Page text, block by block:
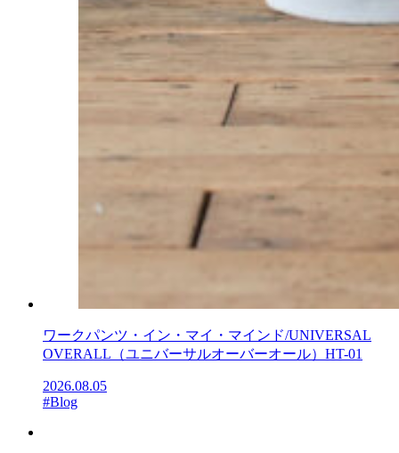
ワークパンツ・イン・マイ・マインド/UNIVERSAL
OVERALL（ユニバーサルオーバーオール）HT-01
2026.08.05
#Blog